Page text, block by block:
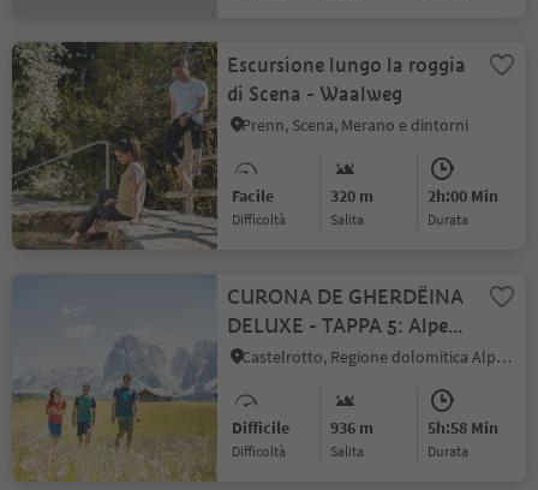
Escursione lungo la roggia
di Scena - Waalweg
Prenn, Scena, Merano e dintorni
Facile
Difficoltà
320 m
Salita
2h:00 Min
durata
CURONA DE GHERDËINA
DELUXE - TAPPA 5: Alpe
di Siusi, il più grande
Castelrotto, Regione dolomitica Alpe di Siusi
Difficile
Difficoltà
936 m
Salita
5h:58 Min
durata